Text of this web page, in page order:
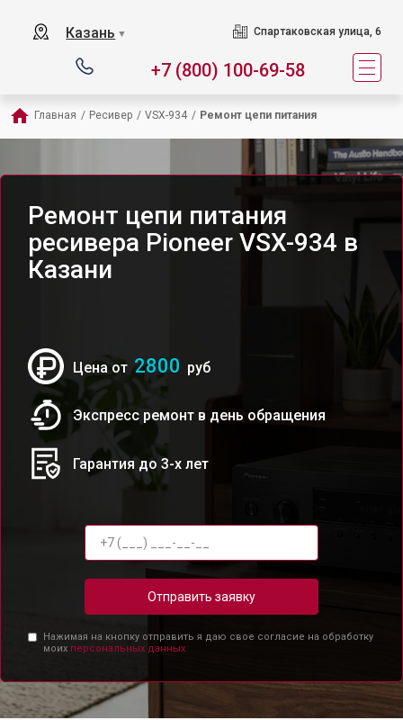
Казань ▼ Спартаковская улица, 6
+7 (800) 100-69-58
Главная / Ресивер / VSX-934 / Ремонт цепи питания
Ремонт цепи питания
ресивера Pioneer VSX-934 в
Казани
Цена от 2800 руб
Экспресс ремонт в день обращения
Гарантия до 3-х лет
Отправить заявку
Нажимая на кнопку отправить я даю свое согласие на обработку
моих персональных данных.